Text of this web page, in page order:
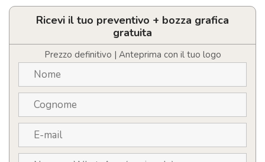
6
sottobicchieri
bamboo
quantità
Ricevi il tuo preventivo + bozza grafica
gratuita
Prezzo definitivo | Anteprima con il tuo logo